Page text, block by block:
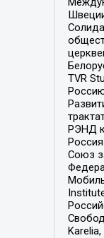
TVR
РЭНД
Союз